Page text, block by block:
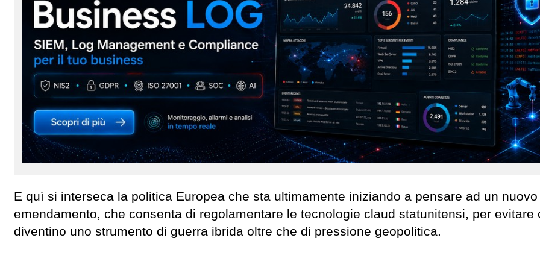
E quì si interseca la politica Europea che sta ultimamente iniziando a pensare ad un nuovo
emendamento, che consenta di regolamentare le tecnologie claud statunitensi, per evitare
diventino uno strumento di guerra ibrida oltre che di pressione geopolitica.